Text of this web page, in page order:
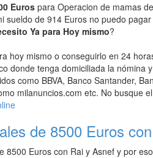
Euros para Operacion de mamas
sueldo de 914 Euros no puedo
Ya para Hoy mismo?
hoy mismo o conseguirlo en 24
donde tenga domiciliada la nómina
como BBVA, Banco Santander,
milanuncios.com etc. No busque
de 8500 Euros
8500 Euros con Rai y Asnef y por